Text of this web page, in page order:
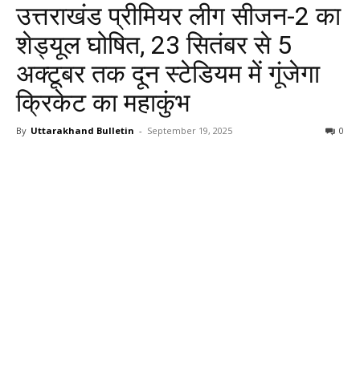
उत्तराखंड प्रीमियर लीग सीजन-2 का
शेड्यूल घोषित, 23 सितंबर से 5
अक्टूबर तक दून स्टेडियम में गूंजेगा
क्रिकेट का महाकुंभ
By Uttarakhand Bulletin - September 19, 2025 0